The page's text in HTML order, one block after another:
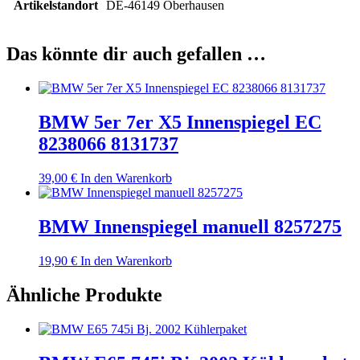
Artikelstandort DE-46149 Oberhausen
Das könnte dir auch gefallen …
BMW 5er 7er X5 Innenspiegel EC
8238066 8131737
39,00 € In den Warenkorb
BMW Innenspiegel manuell 8257275
19,90 € In den Warenkorb
Ähnliche Produkte